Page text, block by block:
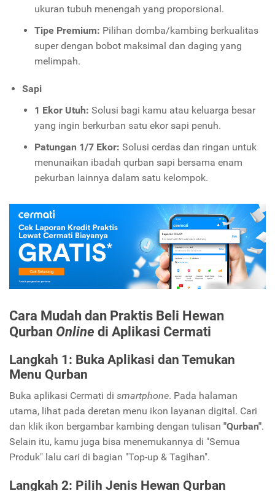
ukuran tubuh menengah yang proporsional.
Tipe Premium: Pilihan domba/kambing berkualitas
super dengan bobot maksimal dan daging yang
melimpah.
Sapi
1 Ekor Utuh: Solusi bagi kamu atau keluarga besar
yang ingin berkurban satu ekor sapi penuh.
Patungan 1/7 Ekor: Solusi cerdas dan ringan untuk
menunaikan ibadah qurban sapi bersama enam
pekurban lainnya dalam satu kelompok.
Cara Mudah dan Praktis Beli Hewan
Qurban Online di Aplikasi Cermati
Langkah 1: Buka Aplikasi dan Temukan
Menu Qurban
Buka aplikasi Cermati di smartphone. Pada halaman
utama, lihat pada deretan menu ikon layanan digital. Cari
dan klik ikon bergambar kambing dengan tulisan "Qurban".
Selain itu, kamu juga bisa menemukannya di "Semua
Produk" lalu cari di bagian "Top-up & Tagihan".
Langkah 2: Pilih Jenis Hewan Qurban